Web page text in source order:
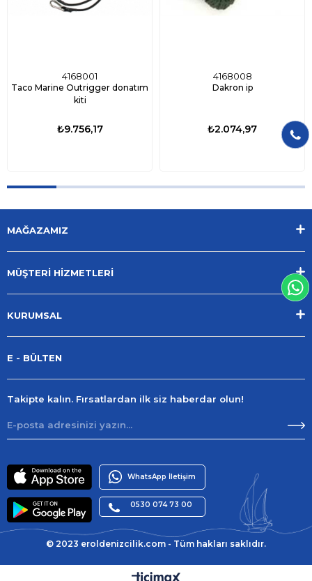
4168001
Taco Marine Outrigger donatım
kiti
₺9.756,17
4168008
Dakron ip
₺2.074,97
MAĞAZAMIZ
MÜŞTERİ HİZMETLERİ
KURUMSAL
E - BÜLTEN
Takipte kalın. Fırsatlardan ilk siz haberdar olun!
WhatsApp İletişim
0530 074 73 00
© 2023 eroldenizcilik.com - Tüm hakları saklıdır.